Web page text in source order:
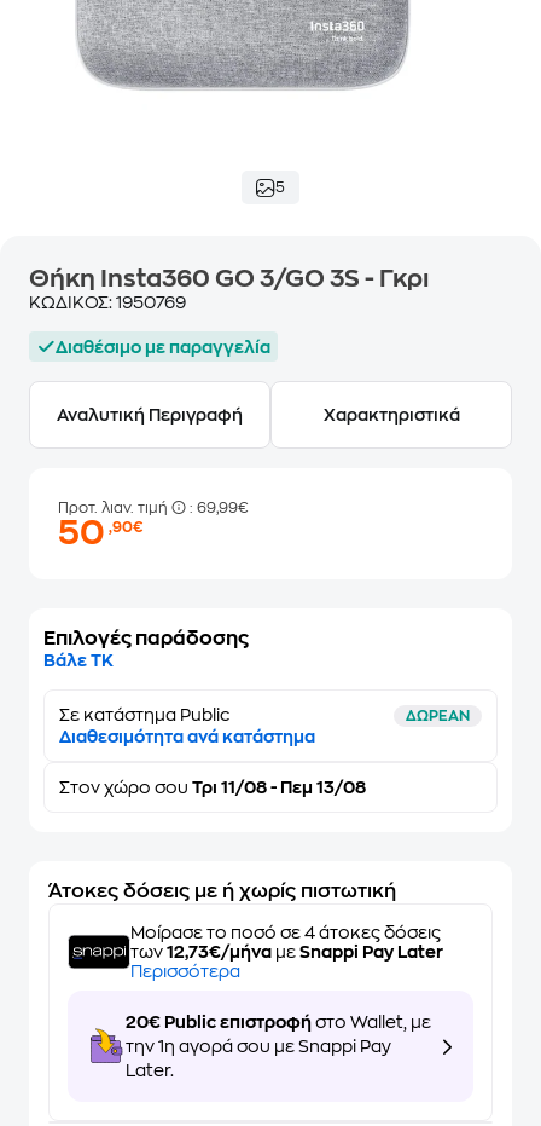
5
Θήκη Insta360 GO 3/GO 3S - Γκρι
ΚΩΔΙΚΟΣ: 1950769
Διαθέσιμο με παραγγελία
Αναλυτική Περιγραφή Χαρακτηριστικά
Προτ. λιαν. τιμή : 69,99€
50,90€
Επιλογές παράδοσης
Βάλε ΤΚ
Σε κατάστημα Public ΔΩΡΕΑΝ
Διαθεσιμότητα ανά κατάστημα
Στον χώρο σου Τρι 11/08 - Πεμ 13/08
Άτοκες δόσεις με ή χωρίς πιστωτική
Μοίρασε το ποσό σε 4 άτοκες δόσεις
των 12,73€/μήνα με Snappi Pay Later
Περισσότερα
20€ Public επιστροφή στο Wallet, με
την 1η αγορά σου με Snappi Pay
Later.